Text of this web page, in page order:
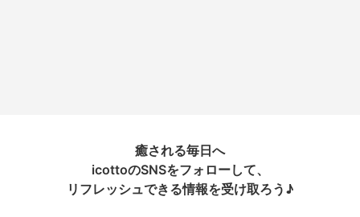
癒される毎日へ
icottoのSNSをフォローして、
リフレッシュできる情報を受け取ろう♪